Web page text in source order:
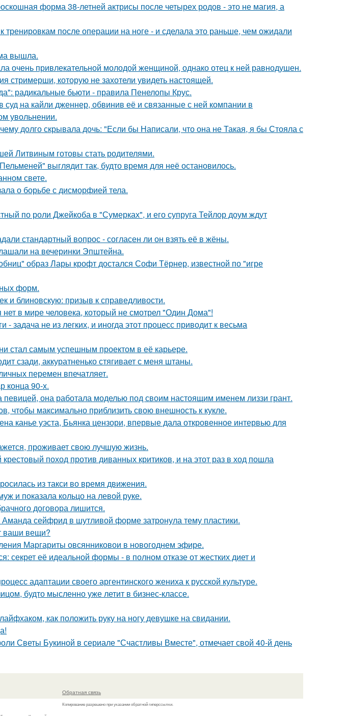
форма 38-летней актрисы после четырех родов - это не магия, а
тренировкам после операции на ноге - и сделала это раньше, чем ожидали
вышла.
очень привлекательной молодой женщиной, однако отец к ней равнодушен.
стримерши, которую не захотели увидеть настоящей.
радикальные бьюти - правила Пенелопы Крус.
на кайли дженнер, обвинив её и связанные с ней компании в
увольнении.
долго скрывала дочь: "Если бы Написали, что она не Такая, я бы Стояла с
Литвиным готовы стать родителями.
выглядит так, будто время для неё остановилось.
свете.
о борьбе с дисморфией тела.
по роли Джейкоба в "Сумерках", и его супруга Тейлор доум ждут
стандартный вопрос - согласен ли он взять её в жёны.
на вечеринки Эпштейна.
образ Лары крофт достался Софи Тёрнер, известной по "игре
форм.
и блиновскую: призыв к справедливости.
в мире человека, который не смотрел "Один Дома"!
- задача не из легких, и иногда этот процесс приводит к весьма
стал самым успешным проектом в её карьере.
сзади, аккуратненько стягивает с меня штаны.
перемен впечатляет.
конца 90-х.
певицей, она работала моделью под своим настоящим именем лиззи грант.
чтобы максимально приблизить свою внешность к кукле.
канье уэста, Бьянка цензори, впервые дала откровенное интервью для
проживает свою лучшую жизнь.
поход против диванных критиков, и на этот раз в ход пошла
из такси во время движения.
и показала кольцо на левой руке.
договора лишится.
сейфрид в шутливой форме затронула тему пластики.
ваши вещи?
Маргариты овсянниковои в новогоднем эфире.
секрет её идеальной формы - в полном отказе от жестких диет и
адаптации своего аргентинского жениха к русской культуре.
будто мысленно уже летит в бизнес-классе.
как положить руку на ногу девушке на свидании.
Светы Букиной в сериале "Счастливы Вместе", отмечает свой 40-й день
Обратная связь
Копирование разрешено при указании обратной гиперссылки.